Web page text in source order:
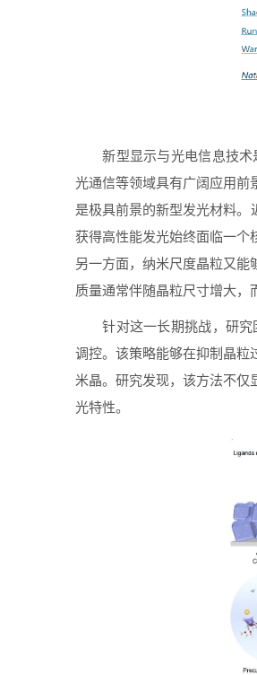
新型显示与光电信息技
光通信等领域具有广阔应用前
是极具前景的新型发光材料。
获得高性能发光始终面临一个
另一方面，纳米尺度晶粒又
质量通常伴随晶粒尺寸增大，
针对这一长期挑战，研
调控。该策略能够在抑制晶粒
米晶。研究发现，该方法不仅
光特性。